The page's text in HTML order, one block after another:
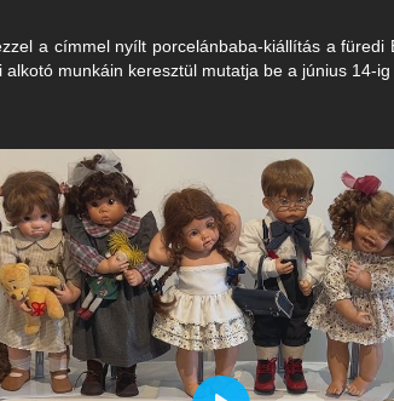
a címmel nyílt porcelánbaba-kiállítás a füredi
munkáin keresztül mutatja be a június 14-ig